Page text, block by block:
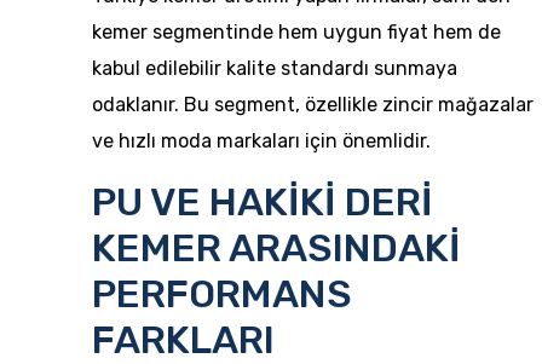
kemer segmentinde hem uygun fiyat hem de
kabul edilebilir kalite standardı sunmaya
odaklanır. Bu segment, özellikle zincir mağazalar
ve hızlı moda markaları için önemlidir.
PU VE HAKİKİ DERİ
KEMER ARASINDAKİ
PERFORMANS
FARKLARI